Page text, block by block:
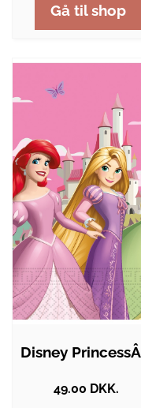
Gå til shop
49.00 DKK.